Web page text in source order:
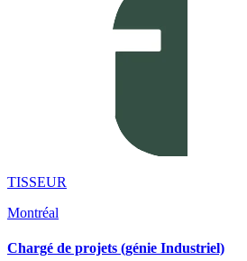
TISSEUR
Montréal
Chargé de projets (génie Industriel)